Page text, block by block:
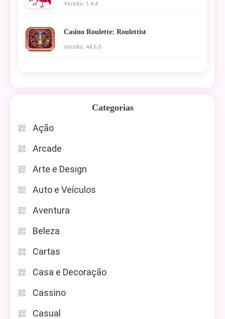
Versão: 1.4.4
Casino Roulette: Roulettist
Versão: 44.6.0
Categorias
Ação
Arcade
Arte e Design
Auto e Veículos
Aventura
Beleza
Cartas
Casa e Decoração
Cassino
Casual